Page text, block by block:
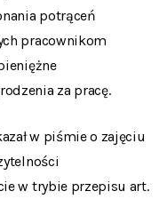
potrąceń
pracownikom
za pracę.
w piśmie o zajęciu
w trybie przepisu art.